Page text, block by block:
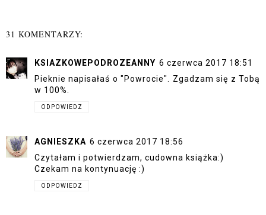
31 KOMENTARZY:
KSIAZKOWEPODROZEANNY 6 czerwca 2017 18:51
Pieknie napisałaś o "Powrocie". Zgadzam się z Tobą
w 100%.
ODPOWIEDZ
AGNIESZKA 6 czerwca 2017 18:56
Czytałam i potwierdzam, cudowna książka:)
Czekam na kontynuację :)
ODPOWIEDZ